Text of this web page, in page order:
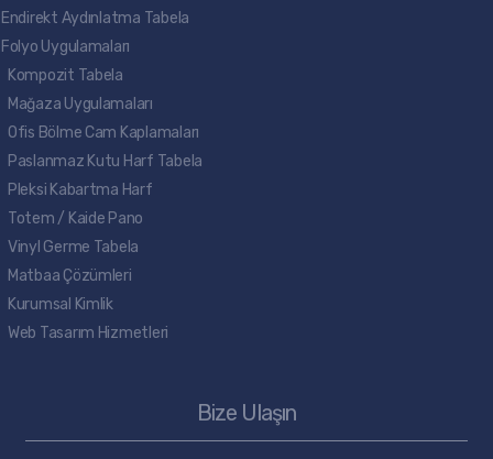
Endirekt Aydınlatma Tabela
Folyo Uygulamaları
Kompozit Tabela
Mağaza Uygulamaları
Ofis Bölme Cam Kaplamaları
Paslanmaz Kutu Harf Tabela
Pleksi Kabartma Harf
Totem / Kaide Pano
Vinyl Germe Tabela
Matbaa Çözümleri
Kurumsal Kimlik
Web Tasarım Hizmetleri
Bize Ulaşın